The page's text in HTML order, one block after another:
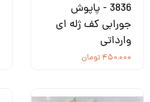
3836 - پاپوش
جورابی کف ژله ای
وارداتی
۴۵۰,۰۰۰ تومان